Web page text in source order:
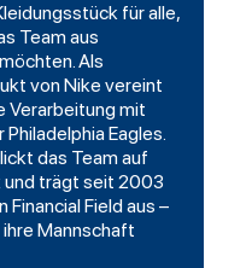
für alle,
Team aus
Als
von Nike vereint
Verarbeitung mit
Eagles.
das Team auf
und trägt seit 2003
Field aus –
Mannschaft